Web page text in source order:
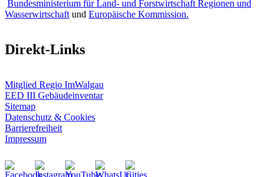
Bundesministerium für Land- und Forstwirtschaft Regionen und
Wasserwirtschaft und Europäische Kommission.
Direkt-Links
Mitglied Regio ImWalgau
EED III Gebäudeinventar
Sitemap
Datenschutz & Cookies
Barrierefreiheit
Impressum